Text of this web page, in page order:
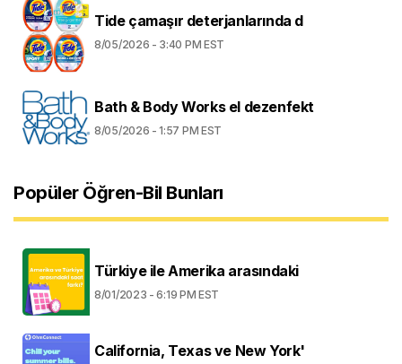
Tide çamaşır deterjanlarında d
8/05/2026 - 3:40 PM EST
Bath & Body Works el dezenfekt
8/05/2026 - 1:57 PM EST
Popüler Öğren-Bil Bunları
Türkiye ile Amerika arasındaki
8/01/2023 - 6:19 PM EST
California, Texas ve New York'